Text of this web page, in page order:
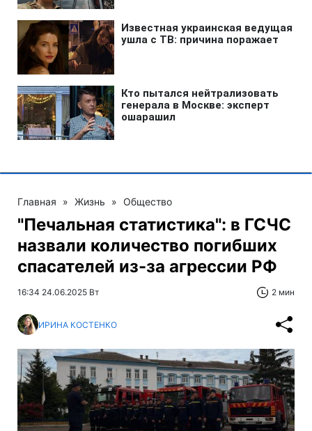
Главная » Жизнь » Общество
"Печальная статистика": в ГСЧС
назвали количество погибших
спасателей из-за агрессии РФ
16:34 24.06.2025 Вт 2 мин
ИРИНА КОСТЕНКО